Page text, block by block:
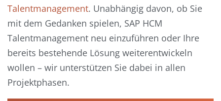
Talentmanagement. Unabhängig davon, ob Sie
mit dem Gedanken spielen, SAP HCM
Talentmanagement neu einzuführen oder Ihre
bereits bestehende Lösung weiterentwickeln
wollen – wir unterstützen Sie dabei in allen
Projektphasen.